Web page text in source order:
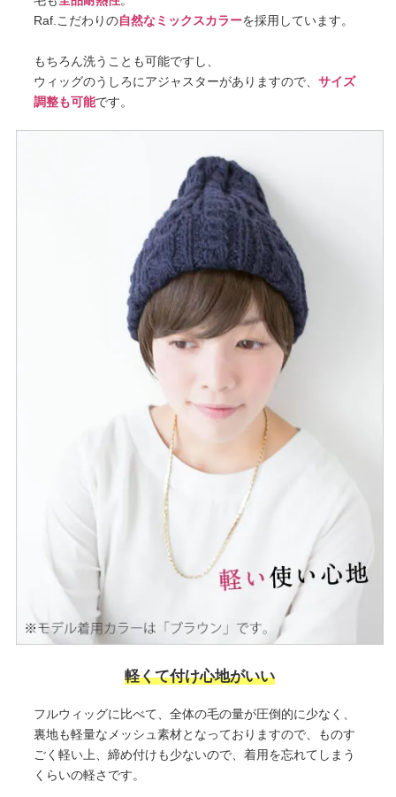
Raf.こだわりの自然なミックスカラーを採用しています。
もちろん洗うことも可能ですし、
ウィッグのうしろにアジャスターがありますので、 サイズ
調整も可能です。
軽くて付け心地がいい
フルウィッグに比べて、全体の毛の量が圧倒的に少なく、
裏地も軽量なメッシュ素材となっておりますので、ものす
ごく軽い上、締め付けも少ないので、着用を忘れてしまう
くらいの軽さです。